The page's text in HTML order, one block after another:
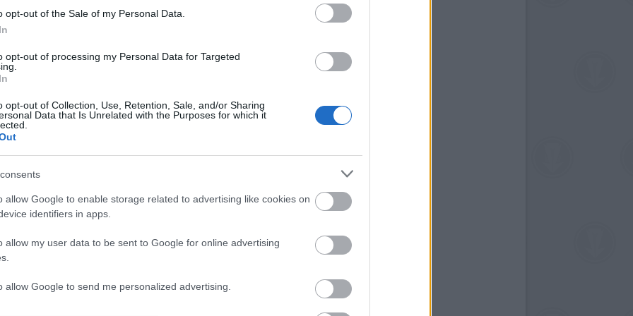
opt-out of the Sale of my Personal Data.
opt-out of processing my Personal Data for Targeted
opt-out of Collection, Use, Retention, Sale, and/or Sharing
Data that Is Unrelated with the Purposes for which it
allow Google to enable storage related to advertising like cookies on
identifiers in apps.
allow my user data to be sent to Google for online advertising
allow Google to send me personalized advertising.
Ki akarok tartani, amíg felfedezik a
egy hosszú és egészséges életről, nem a
Nem adom fel, akármilyen gyötrelmen kell
- mondta a színész.
TETTE…” –
KONCERT: